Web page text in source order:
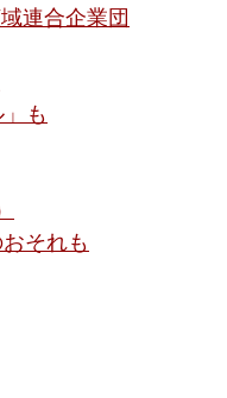
連合企業団
も
それも